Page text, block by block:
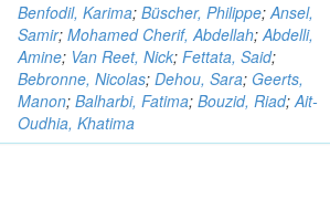
Benfodil, Karima;Büscher, Philippe;Ansel,
Samir;Mohamed Cherif, Abdellah;Abdelli,
Amine; Van Reet, Nick;Fettata, Said;
Bebronne, Nicolas;Dehou, Sara; Geerts,
Manon;Balharbi, Fatima;Bouzid, Riad;Ait-
Oudhia, Khatima